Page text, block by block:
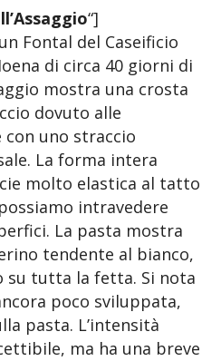
“]
Fontal del Caseificio
di circa 40 giorni di
mostra una crosta
dovuto alle
uno straccio
La forma intera
molto elastica al tatto
intravedere
La pasta mostra
tendente al bianco,
su tutta la fetta. Si nota
poco sviluppata,
pasta. L’intensità
ma ha una breve